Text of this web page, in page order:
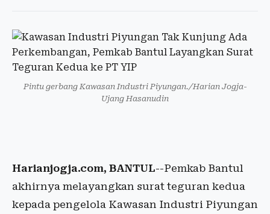
Pintu gerbang Kawasan Industri Piyungan./Harian Jogja-
Ujang Hasanudin
Harianjogja.com, BANTUL--Pemkab Bantul
akhirnya melayangkan surat teguran kedua
kepada pengelola Kawasan Industri Piyungan